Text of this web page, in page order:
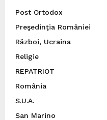
Post Ortodox
Preşedinţia României
Război, Ucraina
Religie
REPATRIOT
România
S.U.A.
San Marino